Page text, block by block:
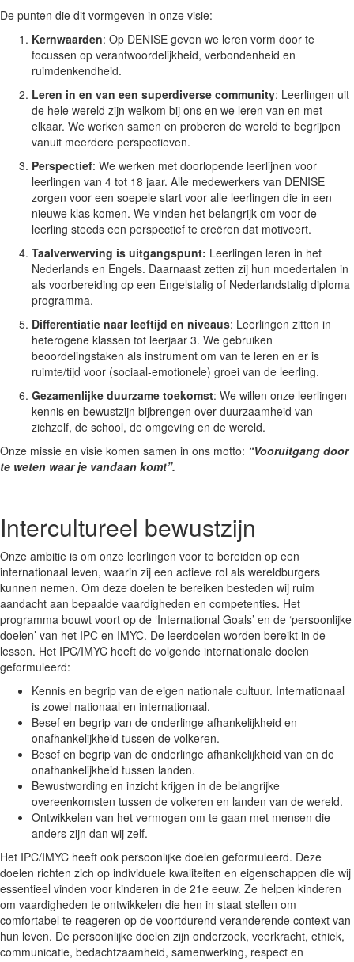
De punten die dit vormgeven in onze visie:
Kernwaarden: Op DENISE geven we leren vorm door te
focussen op verantwoordelijkheid, verbondenheid en
ruimdenkendheid.
Leren in en van een superdiverse community: Leerlingen uit
de hele wereld zijn welkom bij ons en we leren van en met
elkaar. We werken samen en proberen de wereld te begrijpen
vanuit meerdere perspectieven.
Perspectief: We werken met doorlopende leerlijnen voor
leerlingen van 4 tot 18 jaar. Alle medewerkers van DENISE
zorgen voor een soepele start voor alle leerlingen die in een
nieuwe klas komen. We vinden het belangrijk om voor de
leerling steeds een perspectief te creëren dat motiveert.
Taalverwerving is uitgangspunt: Leerlingen leren in het
Nederlands en Engels. Daarnaast zetten zij hun moedertalen in
als voorbereiding op een Engelstalig of Nederlandstalig diploma
programma.
Differentiatie naar leeftijd en niveaus: Leerlingen zitten in
heterogene klassen tot leerjaar 3. We gebruiken
beoordelingstaken als instrument om van te leren en er is
ruimte/tijd voor (sociaal-emotionele) groei van de leerling.
Gezamenlijke duurzame toekomst: We willen onze leerlingen
kennis en bewustzijn bijbrengen over duurzaamheid van
zichzelf, de school, de omgeving en de wereld.
Onze missie en visie komen samen in ons motto: “Vooruitgang door
te weten waar je vandaan komt”.
Intercultureel bewustzijn
Onze ambitie is om onze leerlingen voor te bereiden op een
internationaal leven, waarin zij een actieve rol als wereldburgers
kunnen nemen. Om deze doelen te bereiken besteden wij ruim
aandacht aan bepaalde vaardigheden en competenties. Het
programma bouwt voort op de ‘International Goals’ en de ‘persoonlijke
doelen’ van het IPC en IMYC. De leerdoelen worden bereikt in de
lessen. Het IPC/IMYC heeft de volgende internationale doelen
geformuleerd:
Kennis en begrip van de eigen nationale cultuur. Internationaal
is zowel nationaal en internationaal.
Besef en begrip van de onderlinge afhankelijkheid en
onafhankelijkheid tussen de volkeren.
Besef en begrip van de onderlinge afhankelijkheid van en de
onafhankelijkheid tussen landen.
Bewustwording en inzicht krijgen in de belangrijke
overeenkomsten tussen de volkeren en landen van de wereld.
Ontwikkelen van het vermogen om te gaan met mensen die
anders zijn dan wij zelf.
Het IPC/IMYC heeft ook persoonlijke doelen geformuleerd. Deze
doelen richten zich op individuele kwaliteiten en eigenschappen die wij
essentieel vinden voor kinderen in de 21e eeuw. Ze helpen kinderen
om vaardigheden te ontwikkelen die hen in staat stellen om
comfortabel te reageren op de voortdurend veranderende context van
hun leven. De persoonlijke doelen zijn onderzoek, veerkracht, ethiek,
communicatie, bedachtzaamheid, samenwerking, respect en